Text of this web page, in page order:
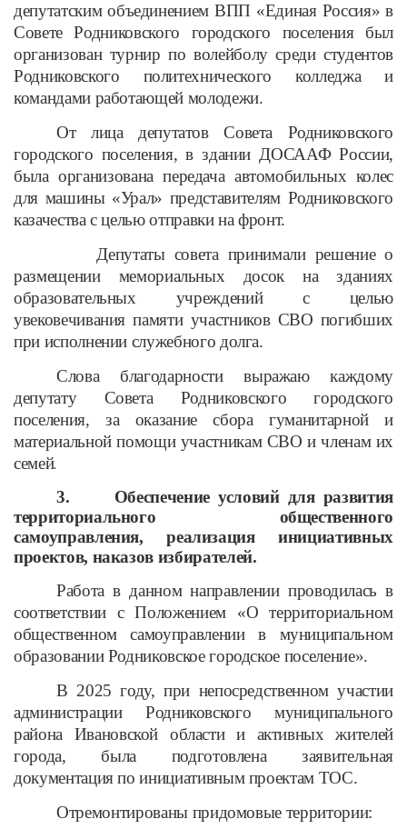
депутатским объединением ВПП «Единая Россия» в
Совете Родниковского городского поселения был
организован турнир по волейболу среди студентов
Родниковского политехнического колледжа и
командами работающей молодежи.
От лица депутатов Совета Родниковского
городского поселения, в здании ДОСААФ России,
была организована передача автомобильных колес
для машины «Урал» представителям Родниковского
казачества с целью отправки на фронт.
Депутаты совета принимали решение о
размещении мемориальных досок на зданиях
образовательных учреждений с целью
увековечивания памяти участников СВО погибших
при исполнении служебного долга.
Слова благодарности выражаю каждому
депутату Совета Родниковского городского
поселения, за оказание сбора гуманитарной и
материальной помощи участникам СВО и членам их
семей.
3.
Обеспечение условий для развития
территориального общественного
самоуправления, реализация инициативных
проектов, наказов избирателей.
Работа в данном направлении проводилась в
соответствии с Положением «О территориальном
общественном самоуправлении в муниципальном
образовании Родниковское городское поселение».
В 2025 году, при непосредственном участии
администрации Родниковского муниципального
района Ивановской области и активных жителей
города, была подготовлена заявительная
документация по инициативным проектам ТОС.
Отремонтированы придомовые территории: